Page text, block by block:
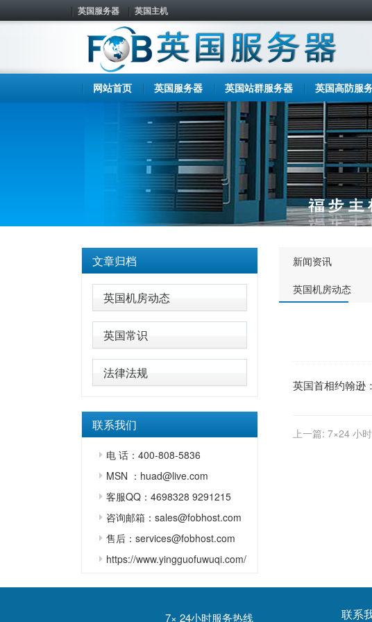
英国服务器 英国主机
网站首页 英国服务器 英国站群服务器 英国高防服
文章归档
英国机房动态
英国常识
法律法规
联系我们
电 话：400-808-5836
MSN ：huad@live.com
客服QQ：4698328 9291215
咨询邮箱：sales@fobhost.com
售后：services@fobhost.com
https://www.yingguofuwuqi.com/
新闻资讯
英国机房动态
英国首相约翰逊
上一篇: 7×24 小
7× 24小时服务热线 联系